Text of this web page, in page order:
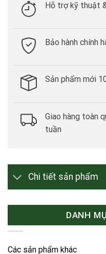
Hỗ trợ kỹ thuật
Bảo hành chính
Sản phẩm mới
Giao hàng toàn
tuần
Chi tiết sản phẩm
DANH
Các sản phẩm khác